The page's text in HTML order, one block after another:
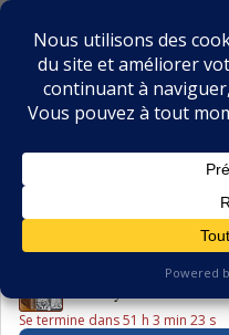
LE BLOG DU
LE LIVRE DU JOUR
Se termine dans 51 h 3 min 23 s